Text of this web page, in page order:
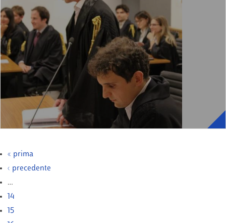
« prima
‹ precedente
…
14
15